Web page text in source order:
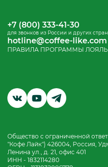
+7 (800) 333-41-30
для звонков из России и других стран
hotline@coffee-like.com
ПРАВИЛА ПРОГРАММЫ
Общество с ограниченной
"Кофе Лайк") 426004, Россия,
Ленина ул., д. 21, офис 401
ИНН - 1832114280